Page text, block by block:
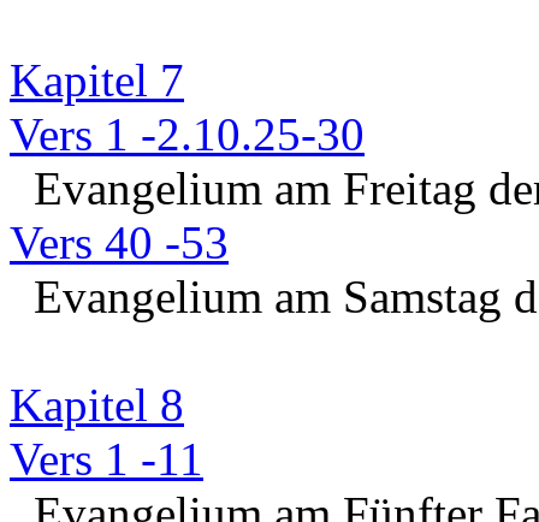
Kapitel 7
Vers 1 -2.10.25-30
Evangelium am Freitag
Vers 40 -53
Evangelium am Samstag
Kapitel 8
Vers 1 -11